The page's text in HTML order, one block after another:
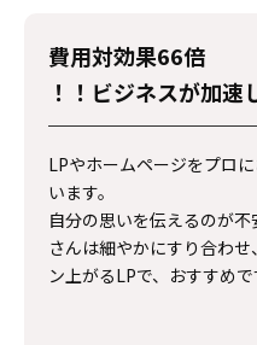
費用対効果66倍
！！ビジネスが加速
LPやホームページをプロ
います。
自分の思いを伝えるのが
さんは細やかにすり合わ
ン上がるLPで、おすすめで